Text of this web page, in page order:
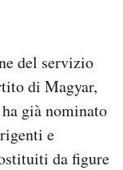
del servizio
di Magyar,
già nominato
e
da figure